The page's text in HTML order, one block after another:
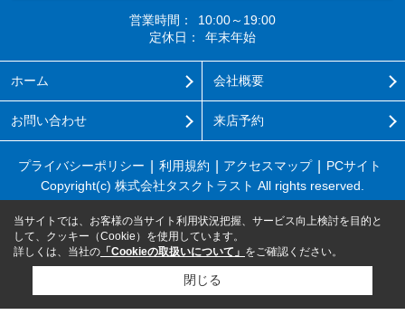
営業時間：
10:00～19:00
定休日：
年末年始
ホーム 会社概要
お問い合わせ 来店予約
プライバシーポリシー 利用規約 アクセスマップ
PCサイト
Copyright(c) 株式会社タスクトラスト All rights reserved.
当サイトでは、お客様の当サイト利用状況把握、サービス向上検討を目的と
して、クッキー（Cookie）を使用しています。
詳しくは、当社の 「Cookieの取扱いについて」 をご確認ください。
閉じる